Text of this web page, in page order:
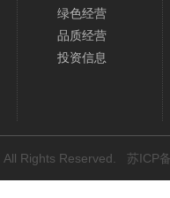
绿色经营
品质经营
投资信息
All Rights Reserved. 苏ICP